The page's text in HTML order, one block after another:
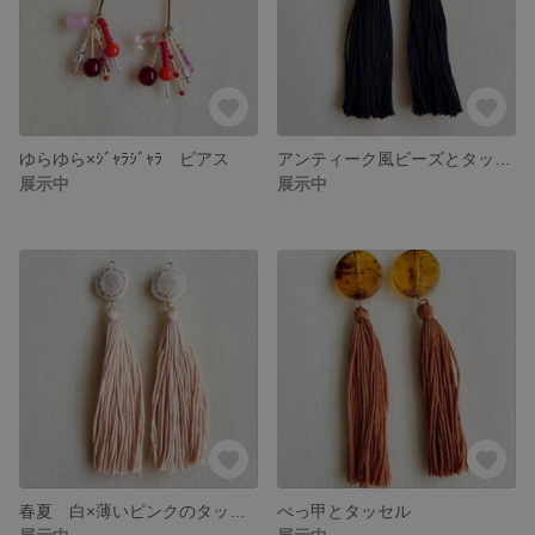
ゆらゆら×ｼﾞｬﾗｼﾞｬﾗ ピアス
展示中
展示中
べっ甲とタッセル